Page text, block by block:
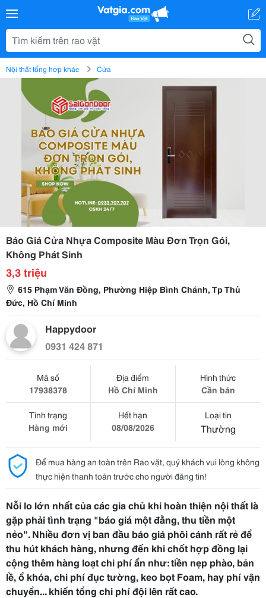
Nội thất tổng hợp khác Cửa
Báo Giá Cửa Nhựa Composite Màu Đơn Trọn Gói,
Không Phát Sinh
3,3 triệu
615 Phạm Văn Đồng, Phường Hiệp Bình Chánh, Tp Thủ
Đức, Hồ Chí Minh
Happydoor
0931 424 871
Mã số
17938378
Địa điểm
Hồ Chí Minh
Hình thức
Cần bán
Tình trạng
Hàng mới
Hết hạn
08/08/2026
Loại tin
Thường
Để mua hàng an toàn trên Rao vặt, quý khách vui lòng không
thực hiện thanh toán trước cho người đăng tin!
Nỗi lo lớn nhất của các gia chủ khi hoàn thiện nội thất là
gặp phải tình trạng "báo giá một đằng, thu tiền một
nẻo". Nhiều đơn vị ban đầu báo giá phôi cánh rất rẻ để
thu hút khách hàng, nhưng đến khi chốt hợp đồng lại
cộng thêm hàng loạt chi phí ẩn như: tiền nẹp phào, bản
lề, ổ khóa, chi phí đục tường, keo bọt Foam, hay phí vận
chuyển... khiến tổng chi phí đội lên rất cao.